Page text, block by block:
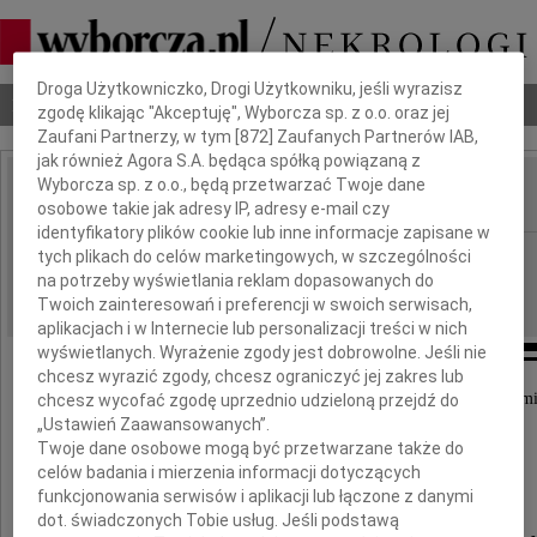
Nekrologi Odeszli Poradnik pogrzebowy
IMIĘ I NAZWISKO:
REGION: Gdańsk
DATA EMISJI: 10.02.2011
Wyrazy żalu i głębokiego współczucia z powodu
Mamy i Teściowej
Dbamy o Twoją prywatność
Droga Użytkowniczko, Drogi Użytkowniku, jeśli wyrazisz
zgodę klikając "Akceptuję", Wyborcza sp. z o.o. oraz jej
Zaufani Partnerzy, w tym [872 ] Zaufanych Partnerów IAB,
jak również Agora S.A. będąca spółką powiązaną z
Wyborcza sp. z o.o., będą przetwarzać Twoje dane
osobowe takie jak adresy IP, adresy e-mail czy
identyfikatory plików cookie lub inne informacje zapisane w
tych plikach do celów marketingowych, w szczególności
na potrzeby wyświetlania reklam dopasowanych do
Twoich zainteresowań i preferencji w swoich serwisach,
aplikacjach i w Internecie lub personalizacji treści w nich
wyświetlanych. Wyrażenie zgody jest dobrowolne. Jeśli nie
chcesz wyrazić zgody, chcesz ograniczyć jej zakres lub
chcesz wycofać zgodę uprzednio udzieloną przejdź do
„Ustawień Zaawansowanych”.
Twoje dane osobowe mogą być przetwarzane także do
celów badania i mierzenia informacji dotyczących
funkcjonowania serwisów i aplikacji lub łączone z danymi
dot. świadczonych Tobie usług. Jeśli podstawą